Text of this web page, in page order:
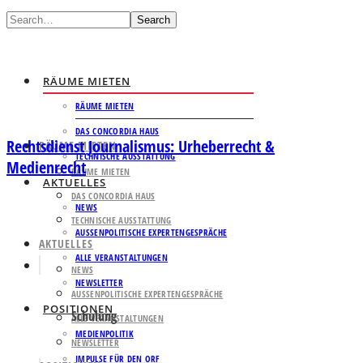
Search
RÄUME MIETEN
RÄUME MIETEN
DAS CONCORDIA HAUS
TECHNISCHE AUSSTATTUNG
AKTUELLES
NEWS
AUSSENPOLITISCHE EXPERTENGESPRÄCHE
ALLE VERANSTALTUNGEN
NEWSLETTER
POSITIONEN
MEDIENPOLITIK
IMPULSE FÜR DEN ORF
RÄUME MIETEN
RÄUME MIETEN
DAS CONCORDIA HAUS
TECHNISCHE AUSSTATTUNG
AKTUELLES
NEWS
AUSSENPOLITISCHE EXPERTENGESPRÄCHE
ALLE VERANSTALTUNGEN
NEWSLETTER
Rechtsdienst Journalismus: Urheberrecht &
Medienrecht
Schulung